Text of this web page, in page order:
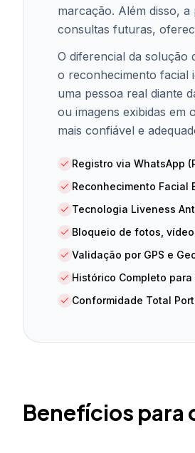
marcação. Além disso,
consultas futuras,
O diferencial da solução
o reconhecimento facial
uma pessoa real diante
ou imagens exibidas em
mais confiável e
Registro via WhatsApp
Reconhecimento Facial
Tecnologia Liveness
Bloqueio de fotos,
Validação por GPS e
Histórico Completo
Conformidade Total
Benefícios para